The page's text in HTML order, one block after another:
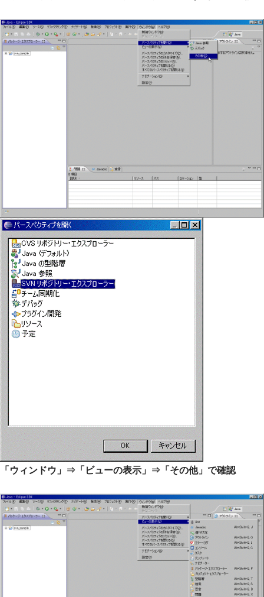
「ウィンドウ」⇒「ビューの表示」⇒「その他」で確認